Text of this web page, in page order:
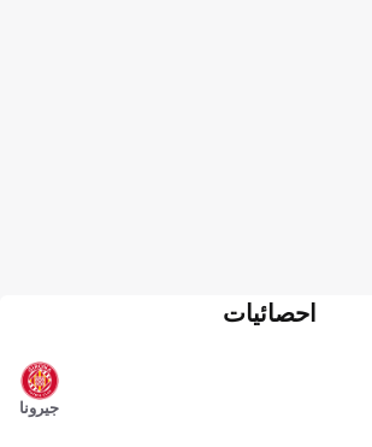
احصائيات
جيرونا